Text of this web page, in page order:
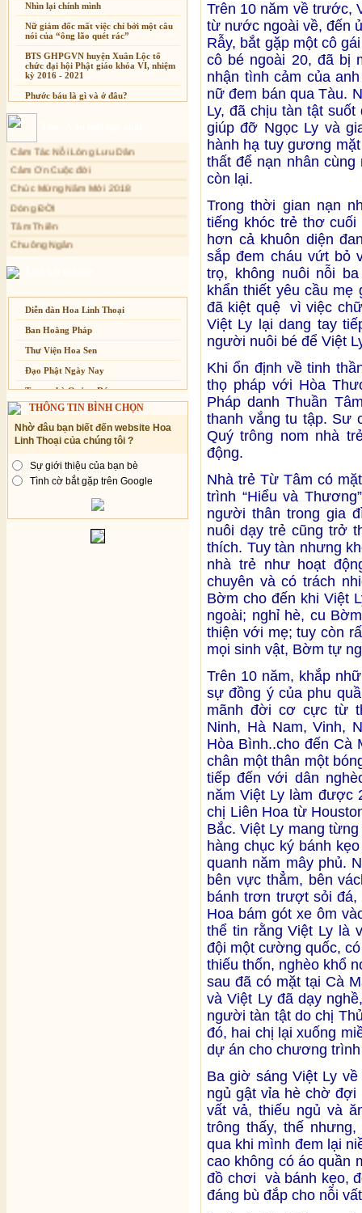
Nhìn lại chính mình
Nữ giám đốc mất việc chỉ bởi một câu
nói của “ông lão quét rác”
BTS GHPGVN huyện Xuân Lộc tổ
chức đại hội Phật giáo khóa VI, nhiệm
kỳ 2016 - 2021
Phước báu là gì và ở đâu?
Sự thương-ghét của con người
Cải đạo: Nguyên nhân & giải pháp
Nỗi lòng của các bệnh nhân nghèo
An Giang: Tịnh thất Quy Nguyên
phát quà từ thiện tại xã Cư Yang
Tịnh xá Ngọc Đăng khai giảng Thiền
Xuân Thi
Cảm Ơn Cuộc đời
Chúc Mừng Năm Mới 2018
Dòng ĐỜI
Tâm Thiền
Chuông Ngân
Kính mừng Phật Đản
Anh không chết đâu em
Diễn đàn Hoa Linh Thoại
Ban Hoằng Pháp
Thư Viện Hoa Sen
Đạo Phật Ngày Nay
Trang nhà Quảng Đức
Báo Giác Ngộ
Vesak 2014
THÔNG TIN BÌNH CHỌN
Nhờ đâu bạn biết đến website Hoa
Linh Thoại của chúng tôi ?
Sự giới thiệu của bạn bè
Tình cờ bắt gặp trên Google
Trên 10 năm về trước,
từ nước ngoài về, đến
Rẫy, bắt gặp một cô
cô bé ngoài 20, đã bị
nhận tình cảm của
nữ đem bán qua Tàu.
Ly, đã chịu tàn tật
giúp đỡ Ngọc Ly và
hành hạ tuy gương
thất để nạn nhân
còn lại.
Trong thời gian nạn
tiếng khóc trẻ thơ
hơn cả khuôn diện
sắp đem cháu vứt bỏ
trọ, không nuôi nỗi
khẩn thiết yêu cầu mẹ
đã kiệt quệ vì việc
Việt Ly lại dang tay
người nuôi bé để Việt
Khi ổn định về tinh
thọ pháp với Hòa
Pháp danh Thuần
thanh vắng tu tập. Sư
Quý trông nom nhà
động.
Nhà trẻ Từ Tâm có
trình “Hiểu và
người thân trong gia
nuôi dạy trẻ cũng trở
thích. Tuy tàn nhưng
nhà trẻ như hoạt
chuyên và có trách
Bờm cho đến khi Việt
ngoài; nghỉ hè, cu
thiện với mẹ; tuy còn
mọi sinh vật, Bờm tự
Trên 10 năm, khắp
sự đồng ý của phu
mãnh đời cơ cực từ
Ninh, Hà Nam, Vinh,
Hòa Bình..cho đến
chân một thân một
tiếp đến với dân
năm Việt Ly làm được
chị Liên Hoa từ
Bắc. Việt Ly mang
hàng chục ký bánh
quanh năm mây phủ.
bên vực thẳm, bên
bánh trơn trượt sỏi
Hoa bám gót xe ôm
thể tin rằng Việt Ly là
đội một cường quốc,
thiếu thốn, nghèo khổ
sau đã có mặt tại Cà
và Việt Ly đã dạy
người tàn tật do chị
đó, hai chị lại xuống
dự án cho chương
Ba giờ sáng Việt Ly
ngủ gật vỉa hè chờ
vất vả, thiếu ngủ và
trông thấy, thế
qua khi mình đem lại
cao không có áo quần
đồ chơi và bánh kẹo,
đáng bù đắp cho nỗi